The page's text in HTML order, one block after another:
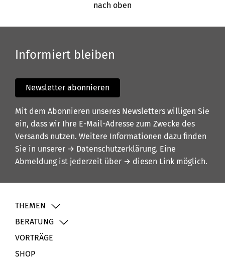
nach oben
Informiert bleiben
Newsletter abonnieren
Mit dem Abonnieren unseres Newsletters willigen Sie
ein, dass wir Ihre E-Mail-Adresse zum Zwecke des
Versands nutzen. Weitere Informationen dazu finden
Sie in unserer → Datenschutzerklärung. Eine
Abmeldung ist jederzeit über → diesen Link möglich.
THEMEN
BERATUNG
VORTRÄGE
SHOP